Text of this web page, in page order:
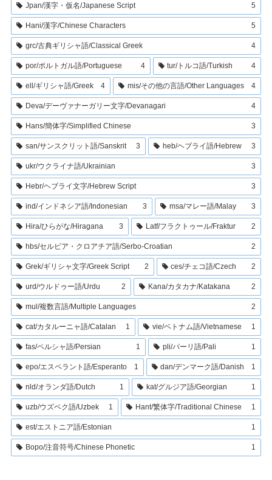
Jpan/漢字・仮名/Japanese Script 5
Hani/漢字/Chinese Characters 5
grc/古典ギリシャ語/Classical Greek 4
por/ポルトガル語/Portuguese 4 tur/トルコ語/Turkish 4
ell/ギリシャ語/Greek 4 mis/その他の言語/Other Languages 4
Deva/デーヴァナーガリー文字/Devanagari 4
Hans/簡体字/Simplified Chinese 3
san/サンスクリット語/Sanskrit 3 heb/ヘブライ語/Hebrew 3
ukr/ウクライナ語/Ukrainian 3
Hebr/ヘブライ文字/Hebrew Script 3
ind/インドネシア語/Indonesian 3 msa/マレー語/Malay 3
Hira/ひらがな/Hiragana 3 Latf/フラクトゥール/Fraktur 2
hbs/セルビア・クロアチア語/Serbo-Croatian 2
Grek/ギリシャ文字/Greek Script 2 ces/チェコ語/Czech 2
urd/ウルドゥー語/Urdu 2 Kana/カタカナ/Katakana 2
mul/複数言語/Multiple Languages 2
cat/カタルーニャ語/Catalan 1 vie/ベトナム語/Vietnamese 1
fas/ペルシャ語/Persian 1 pli/パーリ語/Pali 1
epo/エスペラント語/Esperanto 1 dan/デンマーク語/Danish 1
nld/オランダ語/Dutch 1 kat/グルジア語/Georgian 1
uzb/ウズベク語/Uzbek 1 Hant/繁体字/Traditional Chinese 1
est/エストニア語/Estonian 1
Bopo/注音符号/Chinese Phonetic 1